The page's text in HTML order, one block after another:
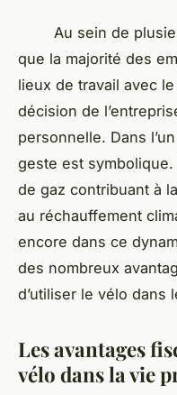
Au sein de
que la majorité des
lieux de travail avec
décision de
personnelle. Dans
geste est symbolique.
de gaz contribuant à
au réchauffement
encore dans ce
des nombreux
d’utiliser le vélo dans
Les avantages
vélo dans la vie